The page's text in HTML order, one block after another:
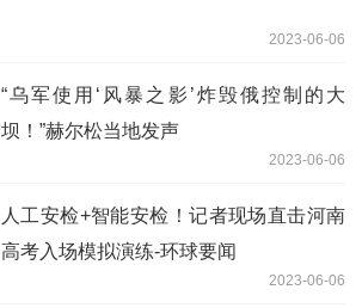
2023-06-06
“乌军使用‘风暴之影’炸毁俄控制的大
坝！”赫尔松当地发声
2023-06-06
人工安检+智能安检！记者现场直击河南
高考入场模拟演练-环球要闻
2023-06-06